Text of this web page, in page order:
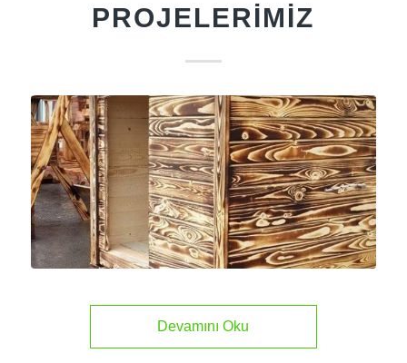
PROJELERIMIZ
Devamını Oku